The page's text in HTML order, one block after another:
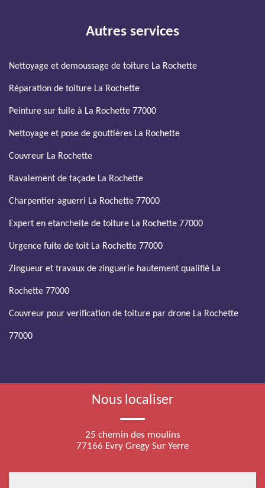
Autres services
Nettoyage et demoussage de toiture La Rochette
Réparation de toiture La Rochette
Peinture sur tuile à La Rochette 77000
Nettoyage et pose de gouttières La Rochette
Couvreur La Rochette
Ravalement de façade La Rochette
Charpentier aguerri La Rochette 77000
Expert en etancheite de toiture La Rochette 77000
Urgence fuite de toit La Rochette 77000
Zingueur et travaux de zinguerie hautement qualifié La
Rochette 77000
Couvreur pour verification de toiture par drone La Rochette
77000
Nous localiser
25 chemin des moulins
77166 Evry Gregy Sur Yerre